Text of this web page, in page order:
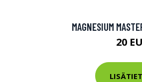
MAGNESIUM
20